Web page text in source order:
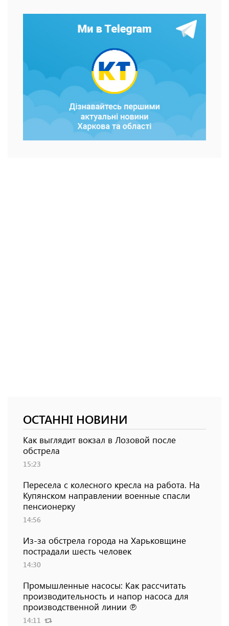
ОСТАННІ НОВИНИ
Как выглядит вокзал в Лозовой после
обстрела
15:23
Пересела с колесного кресла на работа. На
Купянском направлении военные спасли
пенсионерку
14:56
Из-за обстрела города на Харьковщине
пострадали шесть человек
14:30
Промышленные насосы: Как рассчитать
производительность и напор насоса для
производственной линии ℗
14:11